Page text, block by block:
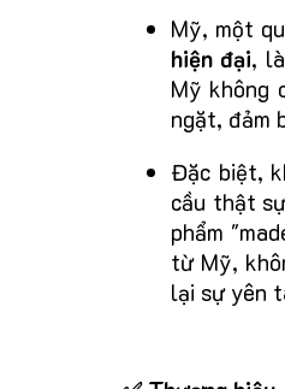
Mỹ, một
hiện đại,
Mỹ không
ngặt, đảm
Đặc biệt,
cầu thật
phẩm
từ Mỹ,
lại sự yên